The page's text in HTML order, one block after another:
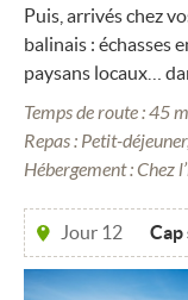
Puis, arrivés chez
balinais : échasses
paysans locaux…
Temps de route : 45
Repas : Petit-
Hébergement : Chez
Jour 12 Cap